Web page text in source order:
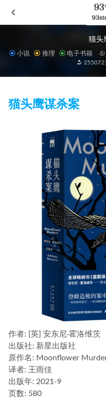
猫头
小说 推理 电子书籍
猫头鹰谋杀案
作者: [英] 安东尼·霍洛维茨
出版社: 新星出版社
原作名: Moonflower
译者: 王雨佳
出版年: 2021-9
页数: 580
喜鹊谋杀案 2021-11-15
Méthode de français Alter ego 5
史记:精注全译（全6册）
Office三剑客Word+Excel+PPT